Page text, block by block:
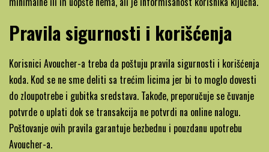
Pravila sigurnosti i korišćenja
Korisnici Avoucher-a treba da poštuju pravila sigurnosti i korišćenja
koda. Kod se ne sme deliti sa trećim licima jer bi to moglo dovesti
do zloupotrebe i gubitka sredstava. Takođe, preporučuje se čuvanje
potvrde o uplati dok se transakcija ne potvrdi na online nalogu.
Poštovanje ovih pravila garantuje bezbednu i pouzdanu upotrebu
Avoucher-a.